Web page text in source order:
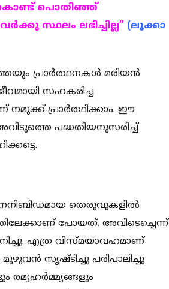
കൊണ്ട് പൊതിഞ്ഞ്
സ്ഥലം ലഭിച്ചില്ല” (ലൂക്കാ
പ്രാർത്ഥനകൾ മരിയന്‍
സഹകരിച്ച
നമുക്ക് പ്രാർത്ഥിക്കാം. ഈ
പദ്ധതിയനുസരിച്ച്
തെരുവുകളില്‍
പോയത്. അവിടെച്ചെന്ന്
എത്ര വിസ്മയാവഹമാണ്
സൃഷ്ടിച്ചു പരിപാലിച്ചു
രമ്യഹര്‍മ്മ്യങ്ങളും